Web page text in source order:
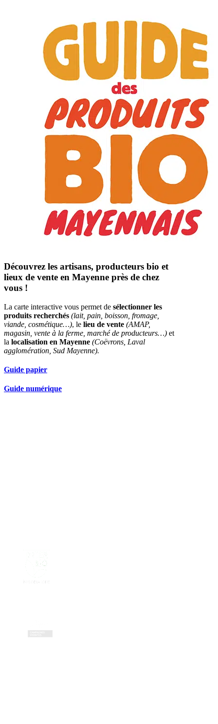
Découvrez les artisans, producteurs bio et
lieux de vente en Mayenne près de chez
vous !
La carte interactive vous permet de sélectionner les
produits recherchés (lait, pain, boisson, fromage,
viande, cosmétique…), le lieu de vente (AMAP,
magasin, vente à la ferme, marché de producteurs…) et
la localisation en Mayenne (Coëvrons, Laval
agglomération, Sud Mayenne).
Guide papier
Guide numérique